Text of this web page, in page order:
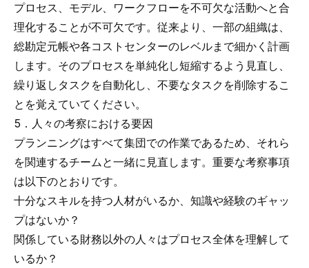
プロセス、モデル、ワークフローを不可欠な活動へと合
理化することが不可欠です。従来より、一部の組織は、
総勘定元帳や各コストセンターのレベルまで細かく計画
します。そのプロセスを単純化し短縮するよう見直し、
繰り返しタスクを自動化し、不要なタスクを削除するこ
とを覚えていてください。
5．人々の考察における要因
プランニングはすべて集団での作業であるため、それら
を関連するチームと一緒に見直します。重要な考察事項
は以下のとおりです。
十分なスキルを持つ人材がいるか、知識や経験のギャッ
プはないか？
関係している財務以外の人々はプロセス全体を理解して
いるか？